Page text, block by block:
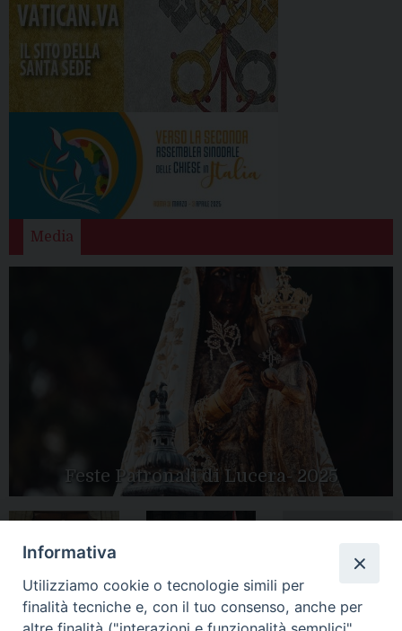
Media
Feste Patronali di Lucera- 2025
Apertura Anno
Giubilare 2025
Mariae in Diocesi
Tutte le gallery
Informativa
Utilizziamo cookie o tecnologie simili per
finalità tecniche e, con il tuo consenso, anche per